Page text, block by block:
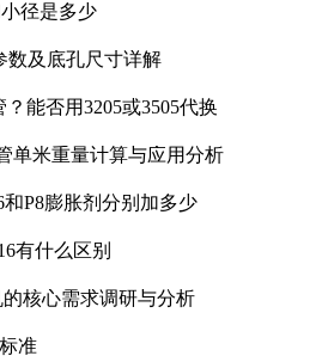
径是多少
数及底孔尺寸详解
？能否用3205或3505代换
单米重量计算与应用分析
P8膨胀剂分别加多少
有什么区别
核心需求调研与分析
准